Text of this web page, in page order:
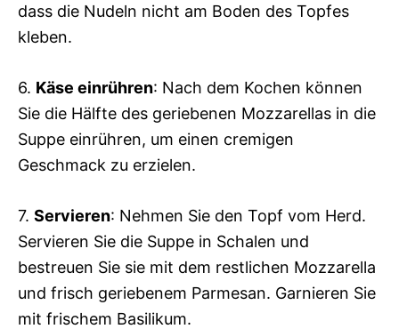
dass die Nudeln nicht am Boden des Topfes
kleben.
6. Käse einrühren: Nach dem Kochen können
Sie die Hälfte des geriebenen Mozzarellas in die
Suppe einrühren, um einen cremigen
Geschmack zu erzielen.
7. Servieren: Nehmen Sie den Topf vom Herd.
Servieren Sie die Suppe in Schalen und
bestreuen Sie sie mit dem restlichen Mozzarella
und frisch geriebenem Parmesan. Garnieren Sie
mit frischem Basilikum.